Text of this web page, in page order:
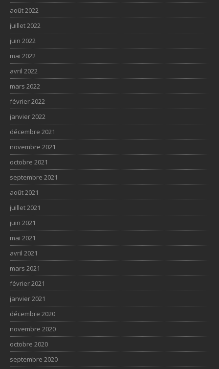
août 2022
juillet 2022
juin 2022
mai 2022
avril 2022
mars 2022
février 2022
janvier 2022
décembre 2021
novembre 2021
octobre 2021
septembre 2021
août 2021
juillet 2021
juin 2021
mai 2021
avril 2021
mars 2021
février 2021
janvier 2021
décembre 2020
novembre 2020
octobre 2020
septembre 2020